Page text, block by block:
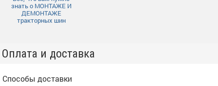
знать о МОНТАЖЕ И
ДЕМОНТАЖЕ
тракторных шин
Оплата и доставка
Способы доставки